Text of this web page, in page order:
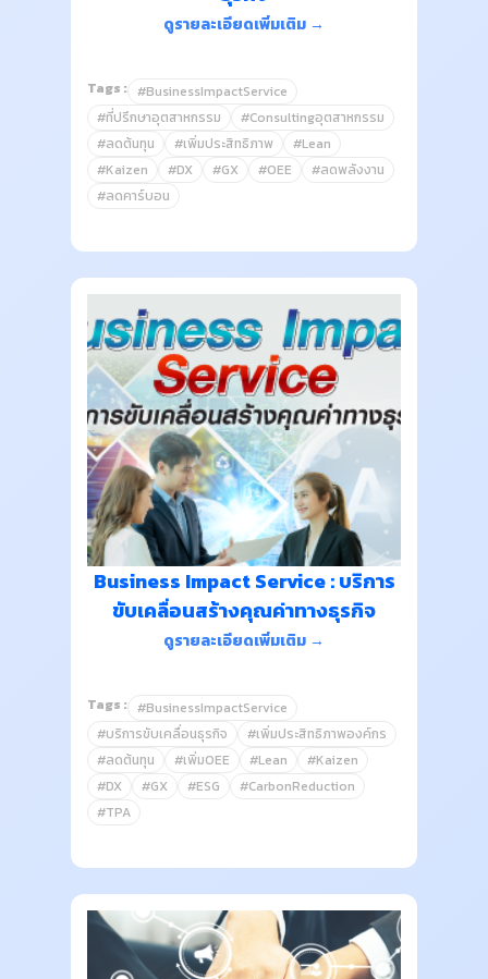
ดูรายละเอียดเพิ่มเติม →
Tags : #BusinessImpactService
#ที่ปรึกษาอุตสาหกรรม
#Consultingอุตสาหกรรม
#ลดต้นทุน
#เพิ่มประสิทธิภาพ
#Lean
#Kaizen
#DX #GX #OEE
#ลดพลังงาน
#ลดคาร์บอน
Business Impact Service : บริการ
ขับเคลื่อนสร้างคุณค่าทางธุรกิจ
ดูรายละเอียดเพิ่มเติม →
Tags : #BusinessImpactService
#บริการขับเคลื่อนธุรกิจ
#เพิ่มประสิทธิภาพองค์กร
#ลดต้นทุน
#เพิ่มOEE #Lean
#Kaizen
#DX
#GX #ESG
#CarbonReduction
#TPA